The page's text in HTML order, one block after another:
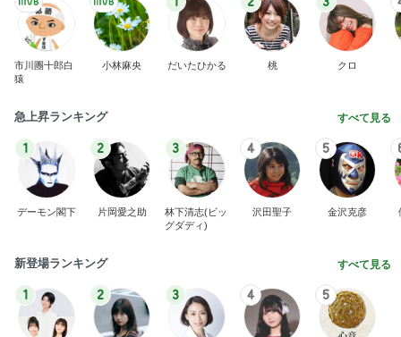
市川團十郎白
猿
小林麻央 だいたひかる 桃 クロ
急上昇ランキング すべて見る
1
デーモン閣下
2
片岡愛之助
3
林下清志(ビッ
グダディ)
4
沢田聖子
5
金沢克彦
新登場ランキング すべて見る
1 2 3 4 5